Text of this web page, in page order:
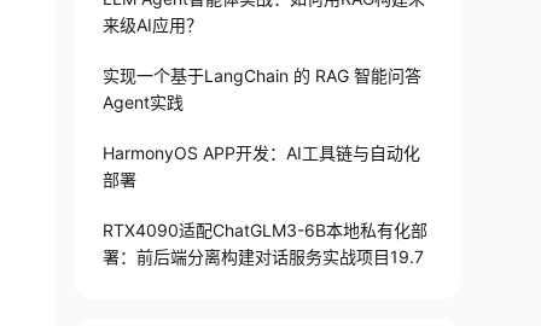
来级AI应用？
实现一个基于LangChain 的 RAG 智能问答
Agent实践
HarmonyOS APP开发：AI工具链与自动化
部署
RTX4090适配ChatGLM3-6B本地私有化部
署：前后端分离构建对话服务实战项目19.7